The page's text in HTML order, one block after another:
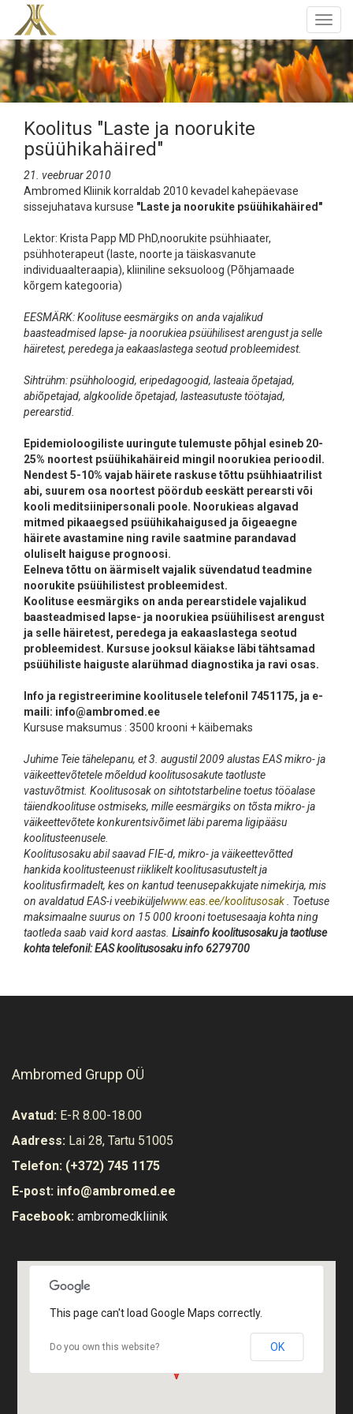
Koolitus "Laste ja noorukite
psüühikahäired"
21. veebruar 2010
Ambromed Kliinik korraldab 2010 kevadel kahepäevase
sissejuhatava kursuse "Laste ja noorukite psüühikahäired"
Lektor: Krista Papp MD PhD,noorukite psühhiaater,
psühhoterapeut (laste, noorte ja täiskasvanute
individuaalteraapia), kliiniline seksuoloog (Põhjamaade
kõrgem kategooria)
EESMÄRK: Koolituse eesmärgiks on anda vajalikud
baasteadmised lapse- ja noorukiea psüühilisest arengust ja selle
häiretest, peredega ja eakaaslastega seotud probleemidest.
Sihtrühm: psühholoogid, eripedagoogid, lasteaia õpetajad,
abiõpetajad, algkoolide õpetajad, lasteasutuste töötajad,
perearstid.
Epidemioloogiliste uuringute tulemuste põhjal esineb 20-
25% noortest psüühikahäireid mingil noorukiea perioodil.
Nendest 5-10% vajab häirete raskuse tõttu psühhiaatrilist
abi, suurem osa noortest pöördub eeskätt perearsti või
kooli meditsiinipersonali poole. Noorukieas algavad
mitmed pikaaegsed psüühikahaigused ja õigeaegne
häirete avastamine ning ravile saatmine parandavad
oluliselt haiguse prognoosi.
Eelneva tõttu on äärmiselt vajalik süvendatud teadmine
noorukite psüühilistest probleemidest.
Koolituse eesmärgiks on anda perearstidele vajalikud
baasteadmised lapse- ja noorukiea psüühilisest arengust
ja selle häiretest, peredega ja eakaaslastega seotud
probleemidest. Kursuse jooksul käiakse läbi tähtsamad
psüühiliste haiguste alarühmad diagnostika ja ravi osas.
Info ja registreerimine koolitusele telefonil 7451175, ja e-
maili: info@ambromed.ee
Kursuse maksumus : 3500 krooni + käibemaks
Juhime Teie tähelepanu, et 3. augustil 2009 alustas EAS mikro- ja
väikeettevõtetele mõeldud koolitusosakute taotluste
vastuvõtmist. Koolitusosak on sihtotstarbeline toetus tööalase
täiendkoolituse ostmiseks, mille eesmärgiks on tõsta mikro- ja
väikeettevõtete konkurentsivõimet läbi parema ligipääsu
koolitusteenusele.
Koolitusosaku abil saavad FIE-d, mikro- ja väikeettevõtted
hankida koolitusteenust riiklikelt koolitusasutustelt ja
koolitusfirmadelt, kes on kantud teenusepakkujate nimekirja, mis
on avaldatud EAS-i veebiküljelwww.eas.ee/koolitusosak . Toetuse
maksimaalne suurus on 15 000 krooni toetusesaaja kohta ning
taotleda saab vaid kord aastas. Lisainfo koolitusosaku ja taotluse
kohta telefonil: EAS koolitusosaku info 6279700
Ambromed Grupp OÜ
Avatud: E-R 8.00-18.00
Aadress: Lai 28, Tartu 51005
Telefon: (+372) 745 1175
E-post: info@ambromed.ee
Facebook: ambromedkliinik
This page can't load Google Maps correctly.
Do you own this website? OK